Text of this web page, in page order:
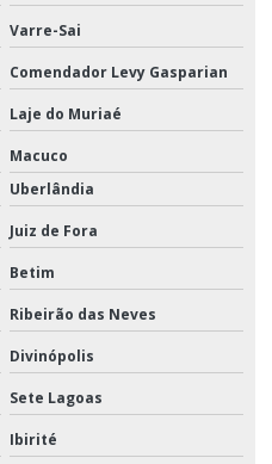
Varre-Sai
Comendador Levy Gasparian
Laje do Muriaé
Macuco
Uberlândia
Juiz de Fora
Betim
Ribeirão das Neves
Divinópolis
Sete Lagoas
Ibirité